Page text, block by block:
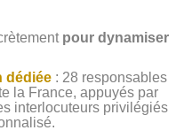
pour dynamiser
dédiée : 28 responsables
la France, appuyés par
interlocuteurs privilégiés